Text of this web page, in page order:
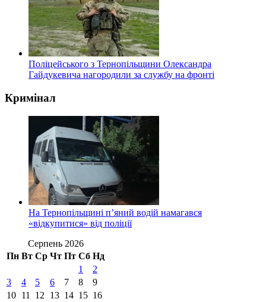
Поліцейського з Тернопільщини Олександра
Гайдукевича нагородили за службу на фронті
Кримінал
На Тернопільщині п’яний водій намагався
«відкупитися» від поліції
Серпень 2026
Пн Вт Ср Чт Пт Сб Нд
1
2
3
4 5 6 7 8
9
10 11 12 13 14 15 16